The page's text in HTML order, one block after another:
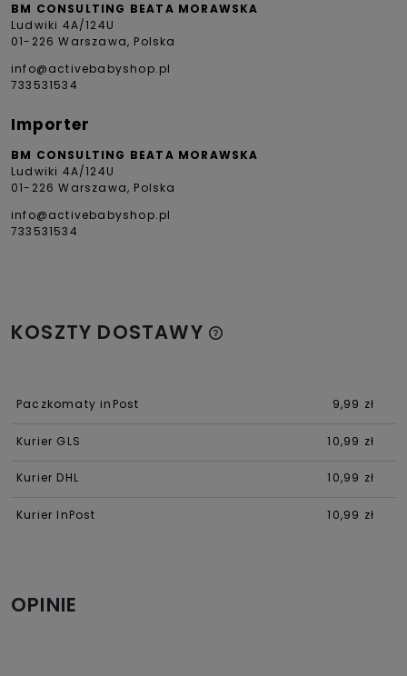
BM CONSULTING BEATA MORAWSKA
Ludwiki 4A/124U
01-226 Warszawa, Polska
info@activebabyshop.pl
733531534
Importer
BM CONSULTING BEATA MORAWSKA
Ludwiki 4A/124U
01-226 Warszawa, Polska
info@activebabyshop.pl
733531534
KOSZTY DOSTAWY
Paczkomaty inPost 9,99 zł
Kurier GLS 10,99 zł
Kurier DHL 10,99 zł
Kurier InPost 10,99 zł
OPINIE